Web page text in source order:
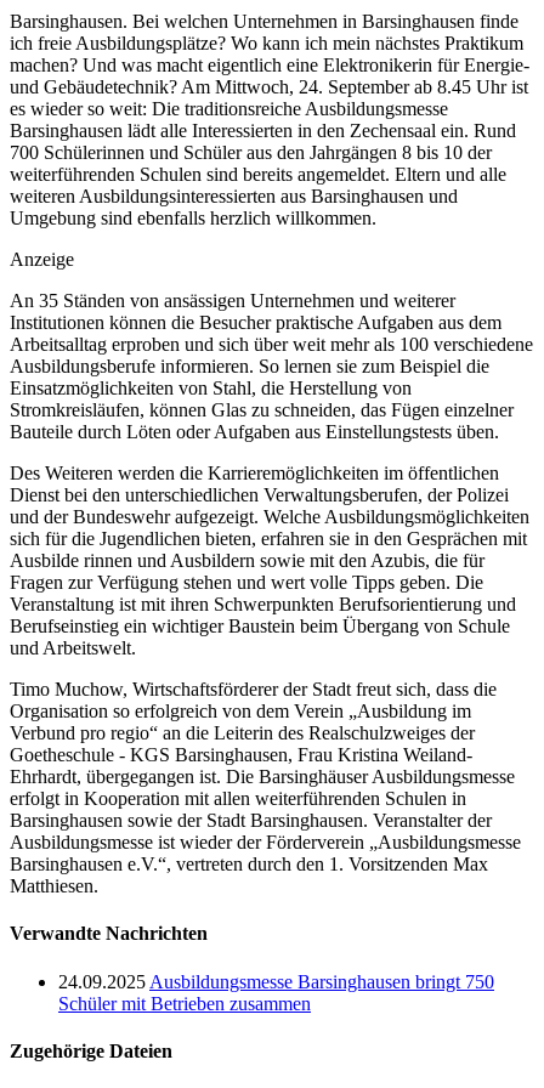
Barsinghausen. Bei welchen Unternehmen in Barsinghausen finde
ich freie Ausbildungsplätze? Wo kann ich mein nächstes Praktikum
machen? Und was macht eigentlich eine Elektronikerin für Energie-
und Gebäudetechnik? Am Mittwoch, 24. September ab 8.45 Uhr ist
es wieder so weit: Die traditionsreiche Ausbildungsmesse
Barsinghausen lädt alle Interessierten in den Zechensaal ein. Rund
700 Schülerinnen und Schüler aus den Jahrgängen 8 bis 10 der
weiterführenden Schulen sind bereits angemeldet. Eltern und alle
weiteren Ausbildungsinteressierten aus Barsinghausen und
Umgebung sind ebenfalls herzlich willkommen.
Anzeige
An 35 Ständen von ansässigen Unternehmen und weiterer
Institutionen können die Besucher praktische Aufgaben aus dem
Arbeitsalltag erproben und sich über weit mehr als 100 verschiedene
Ausbildungsberufe informieren. So lernen sie zum Beispiel die
Einsatzmöglichkeiten von Stahl, die Herstellung von
Stromkreisläufen, können Glas zu schneiden, das Fügen einzelner
Bauteile durch Löten oder Aufgaben aus Einstellungstests üben.
Des Weiteren werden die Karrieremöglichkeiten im öffentlichen
Dienst bei den unterschiedlichen Verwaltungsberufen, der Polizei
und der Bundeswehr aufgezeigt. Welche Ausbildungsmöglichkeiten
sich für die Jugendlichen bieten, erfahren sie in den Gesprächen mit
Ausbilde rinnen und Ausbildern sowie mit den Azubis, die für
Fragen zur Verfügung stehen und wert volle Tipps geben. Die
Veranstaltung ist mit ihren Schwerpunkten Berufsorientierung und
Berufseinstieg ein wichtiger Baustein beim Übergang von Schule
und Arbeitswelt.
Timo Muchow, Wirtschaftsförderer der Stadt freut sich, dass die
Organisation so erfolgreich von dem Verein „Ausbildung im
Verbund pro regio“ an die Leiterin des Realschulzweiges der
Goetheschule - KGS Barsinghausen, Frau Kristina Weiland-
Ehrhardt, übergegangen ist. Die Barsinghäuser Ausbildungsmesse
erfolgt in Kooperation mit allen weiterführenden Schulen in
Barsinghausen sowie der Stadt Barsinghausen. Veranstalter der
Ausbildungsmesse ist wieder der Förderverein „Ausbildungsmesse
Barsinghausen e.V.“, vertreten durch den 1. Vorsitzenden Max
Matthiesen.
Verwandte Nachrichten
24.09.2025 Ausbildungsmesse Barsinghausen bringt 750
Schüler mit Betrieben zusammen
Zugehörige Dateien